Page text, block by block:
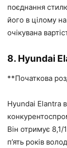
поєднання
його в цілому
очікувана
8. Hyundai
**Початкова
Hyundai Elantra
Він отримує 8,1/
п’ять років